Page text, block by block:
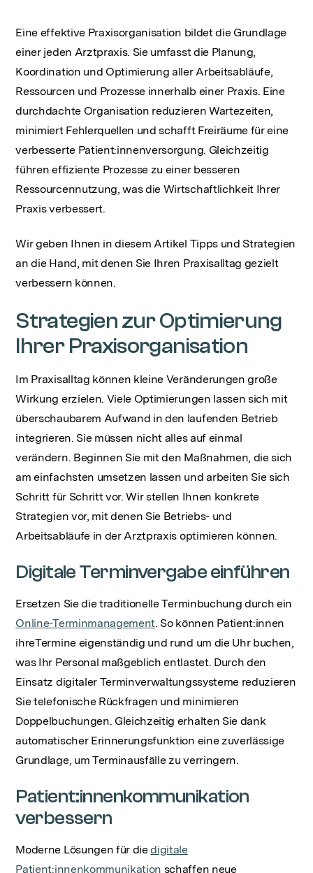
Eine effektive Praxisorganisation bildet die Grundlage
einer jeden Arztpraxis. Sie umfasst die Planung,
Koordination und Optimierung aller Arbeitsabläufe,
Ressourcen und Prozesse innerhalb einer Praxis. Eine
durchdachte Organisation reduzieren Wartezeiten,
minimiert Fehlerquellen und schafft Freiräume für eine
verbesserte Patient:innenversorgung. Gleichzeitig
führen effiziente Prozesse zu einer besseren
Ressourcennutzung, was die Wirtschaftlichkeit Ihrer
Praxis verbessert.
Wir geben Ihnen in diesem Artikel Tipps und Strategien
an die Hand, mit denen Sie Ihren Praxisalltag gezielt
verbessern können.
Strategien zur Optimierung
Ihrer Praxisorganisation
Im Praxisalltag können kleine Veränderungen große
Wirkung erzielen. Viele Optimierungen lassen sich mit
überschaubarem Aufwand in den laufenden Betrieb
integrieren. Sie müssen nicht alles auf einmal
verändern. Beginnen Sie mit den Maßnahmen, die sich
am einfachsten umsetzen lassen und arbeiten Sie sich
Schritt für Schritt vor. Wir stellen Ihnen konkrete
Strategien vor, mit denen Sie Betriebs- und
Arbeitsabläufe in der Arztpraxis optimieren können.
Digitale Terminvergabe einführen
Ersetzen Sie die traditionelle Terminbuchung durch ein
Online-Terminmanagement. So können Patient:innen
ihreTermine eigenständig und rund um die Uhr buchen,
was Ihr Personal maßgeblich entlastet. Durch den
Einsatz digitaler Terminverwaltungssysteme reduzieren
Sie telefonische Rückfragen und minimieren
Doppelbuchungen. Gleichzeitig erhalten Sie dank
automatischer Erinnerungsfunktion eine zuverlässige
Grundlage, um Terminausfälle zu verringern.
Patient:innenkommunikation
verbessern
Moderne Lösungen für diedigitale
Patient:innenkommunikation schaffen neue